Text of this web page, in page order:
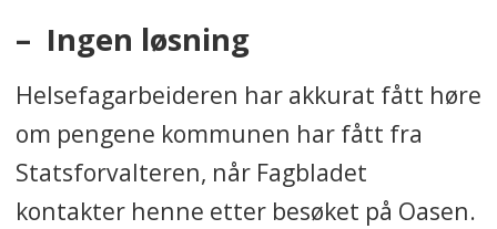
– Ingen løsning
Helsefagarbeideren har akkurat fått høre
om pengene kommunen har fått fra
Statsforvalteren, når Fagbladet
kontakter henne etter besøket på Oasen.